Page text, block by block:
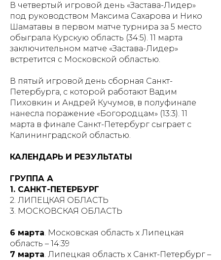
В четвертый игровой день «Застава-Лидер»
под руководством Максима Сахарова и Нико
Шаматавы в первом матче турнира за 5 место
обыграла Курскую область (34:5). 11 марта
заключительном матче «Застава-Лидер»
встретится с Московской областью.
В пятый игровой день сборная Санкт-
Петербурга, с которой работают Вадим
Пиховкин и Андрей Кучумов, в полуфинале
нанесла поражение «Богородцам» (13:3). 11
марта в финале Санкт-Петербург сыграет с
Калининградской областью.
КАЛЕНДАРЬ И РЕЗУЛЬТАТЫ
ГРУППА А
1. САНКТ-ПЕТЕРБУРГ
2. ЛИПЕЦКАЯ ОБЛАСТЬ
3. МОСКОВСКАЯ ОБЛАСТЬ
6 марта. Московская область х Липецкая
область – 14:39
7 марта. Липецкая область х Санкт-Петербург –